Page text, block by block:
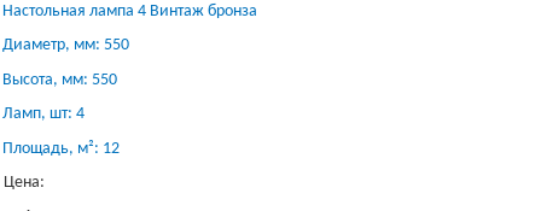
Настольная лампа 4 Винтаж бронза
Диаметр, мм: 550
Высота, мм: 550
Ламп, шт: 4
Площадь, м²: 12
Цена: